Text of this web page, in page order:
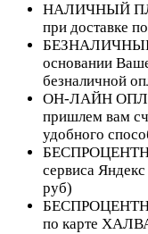
НАЛИЧНЫЙ
при доставке
БЕЗНАЛИЧНЫЙ
основании
безналичной
ОН-ЛАЙН
пришлем вам
удобного
сервиса
руб)
по карте